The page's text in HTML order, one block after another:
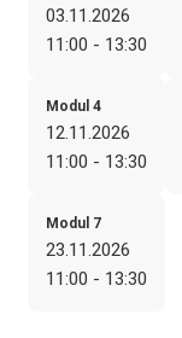
03.11.2026
11:00 - 13:30
Modul 4
12.11.2026
11:00 - 13:30
Modul 7
23.11.2026
11:00 - 13:30